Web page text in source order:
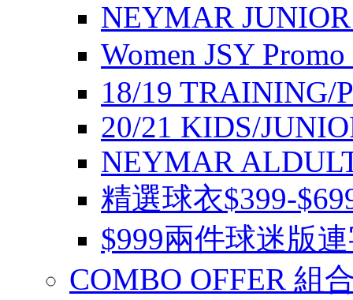
NEYMAR
Women JSY
18/19 TRAINING/
20/21 KIDS/
NEYMAR
精選球衣$399-
$999兩件球迷版
COMBO OFFER 組